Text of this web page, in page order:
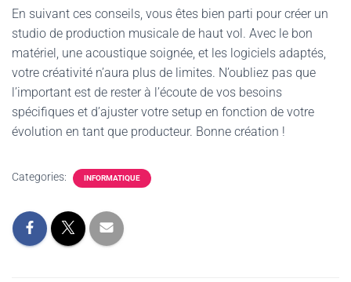
En suivant ces conseils, vous êtes bien parti pour créer un
studio de production musicale de haut vol. Avec le bon
matériel, une acoustique soignée, et les logiciels adaptés,
votre créativité n’aura plus de limites. N’oubliez pas que
l’important est de rester à l’écoute de vos besoins
spécifiques et d’ajuster votre setup en fonction de votre
évolution en tant que producteur. Bonne création !
Categories: INFORMATIQUE